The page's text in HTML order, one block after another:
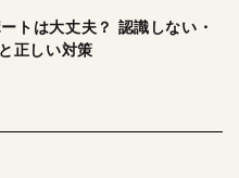
トは大丈夫？ 認識しない・
正しい対策